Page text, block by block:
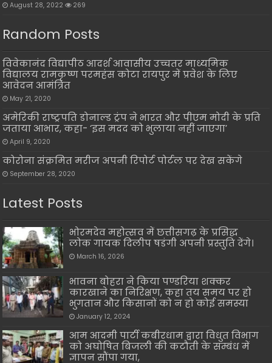
August 28, 2022 269
Random Posts
विवेकानंद विद्यापीठ आदर्श आवासीय उच्चतर माध्यमिक
विद्यालय रामकृष्ण परमहंस कोटा रायपुर में प्रवेश के लिए
आवेदन आमंत्रित
May 21, 2020
अमेरिकी राष्ट्रपति डोनाल्ड ट्रंप ने भारत और पीएम मोदी के प्रति
जताया आभार, कहा- ‘इस मदद को भुलाया नहीं जाएगा’
April 9, 2020
कोरोना संक्रमित मरीज अपनी रिपोर्ट पोर्टल पर देख सकेंगे
September 28, 2020
Latest Posts
भोरमदेव महोत्सव में छत्तीसगढ़ के प्रसिद्ध
लोक गायक दिलीप षडंगी अपनी प्रस्तुति देंगे।
March 16, 2026
भावना बोहरा ने किया पण्डरिया शक्कर
कारखाने का निरिक्षण, कहा तय समय पर हो
भुगतान और किसानों को न हो कोई समस्या
January 12, 2024
आम आदमी पार्टी कबीरधाम द्वारा विधुत विभाग
को अघोषित बिजली की कटौती के सम्बंध में
ज्ञापन सौंपा गया,